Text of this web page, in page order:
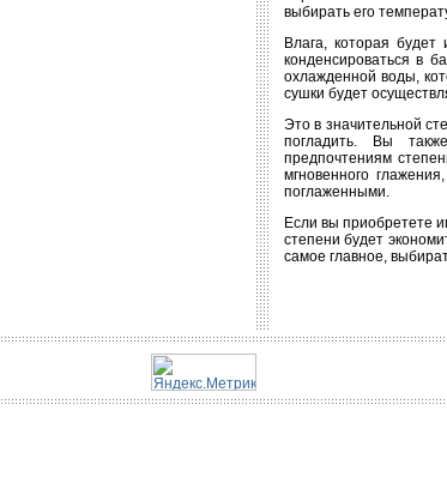
выбирать его
Влага, которая
конденсироваться в
охлажденной воды,
сушки будет
Это в значительной
погладить. Вы
предпочтениям
мгновенного
поглаженными.
Если вы приобретете
степени будет
самое главное,